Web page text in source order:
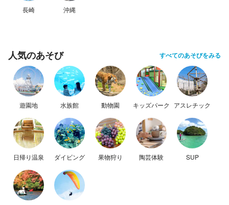
長崎 沖縄
人気のあそび すべてのあそびをみる
遊園地 水族館 動物園 キッズパーク アスレチック
日帰り温泉 ダイビング 果物狩り 陶芸体験 SUP